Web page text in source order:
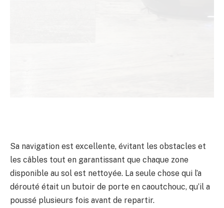
Sa navigation est excellente, évitant les obstacles et
les câbles tout en garantissant que chaque zone
disponible au sol est nettoyée. La seule chose qui l’a
dérouté était un butoir de porte en caoutchouc, qu’il a
poussé plusieurs fois avant de repartir.